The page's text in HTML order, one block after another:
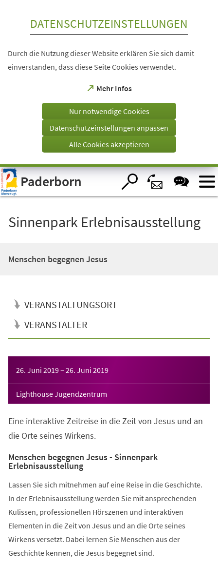
Visuelle
Assistenzsoftware
öffnen.
DATENSCHUTZEINSTELLUNGEN
Durch die Nutzung dieser Website erklären Sie sich damit
einverstanden, dass diese Seite Cookies verwendet.
Mehr Infos
(Öffnet
einem
Tab)
Nur notwendige Cookies
Datenschutzeinstellungen anpassen
Alle Cookies akzeptieren
Paderborn
Sinnenpark Erlebnisausstellung
Menschen begegnen Jesus
VERANSTALTUNGSORT
VERANSTALTER
26. Juni 2019– 26. Juni 2019
Lighthouse Jugendzentrum
Eine interaktive Zeitreise in die Zeit von Jesus und an
die Orte seines Wirkens.
Menschen begegnen Jesus - Sinnenpark
Erlebnisausstellung
Lassen Sie sich mitnehmen auf eine Reise in die Geschichte.
In der Erlebnisausstellung werden Sie mit ansprechenden
Kulissen, professionellen Hörszenen und interaktiven
Elementen in die Zeit von Jesus und an die Orte seines
Wirkens versetzt. Dabei lernen Sie Menschen aus der
Geschichte kennen, die Jesus begegnet sind.